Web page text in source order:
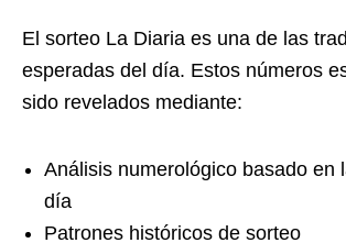
El sorteo La Diaria es una de las
esperadas del día. Estos números
sido revelados mediante:
Análisis numerológico basado en
día
Patrones históricos de sorteo